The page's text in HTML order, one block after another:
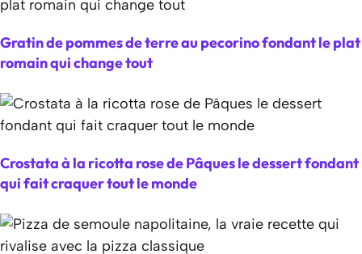
Gratin de pommes de terre au pecorino fondant le plat
romain qui change tout
Crostata à la ricotta rose de Pâques le dessert fondant
qui fait craquer tout le monde